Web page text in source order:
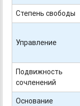
Степень свободы
Управление
Подвижность
сочленений
Основание